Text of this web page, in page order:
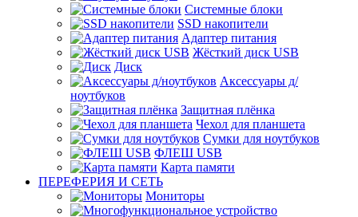
Системные блоки
SSD накопители
Адаптер питания
Жёсткий диск USB
Диск
Аксессуары д/
ноутбуков
Защитная плёнка
Чехол для планшета
Сумки для ноутбуков
ФЛЕШ USB
Карта памяти
ПЕРЕФЕРИЯ И СЕТЬ
Мониторы